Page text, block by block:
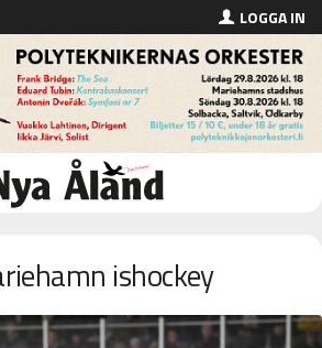
LOGGA IN
ishockey